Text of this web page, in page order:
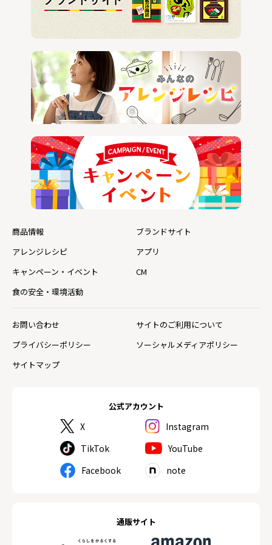
公式アカウント
X
Instagram
TikTok
YouTube
Facebook
note
通販サイト
商品情報
ブランドサイト
アレンジレシピ
アプリ
キャンペーン・イベント
CM
食の安全・環境活動
お問い合わせ
サイトのご利用について
プライバシーポリシー
ソーシャルメディアポリシー
サイトマップ